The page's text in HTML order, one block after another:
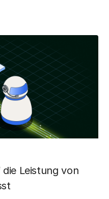
Leistung von